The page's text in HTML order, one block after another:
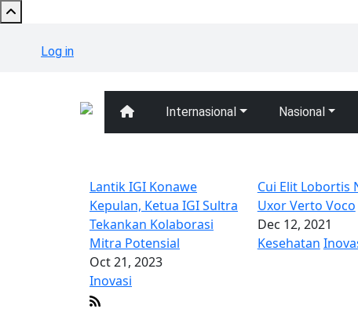
Skip to main content
User account menu
Log in
Main navigation
Internasional Nasional
Lantik IGI Konawe
Kepulan, Ketua IGI Sultra
Tekankan Kolaborasi
Mitra Potensial
Oct 21, 2023
Inovasi
Cui Elit Lobortis
Uxor Verto Voco
Dec 12, 2021
Kesehatan